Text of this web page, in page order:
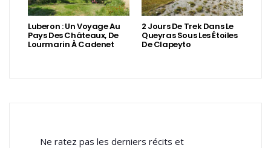
Luberon : Un Voyage Au
Pays Des Châteaux, De
Lourmarin À Cadenet
2 Jours De Trek Dans Le
Queyras Sous Les Étoiles
De Clapeyto
Ne ratez pas les derniers récits et